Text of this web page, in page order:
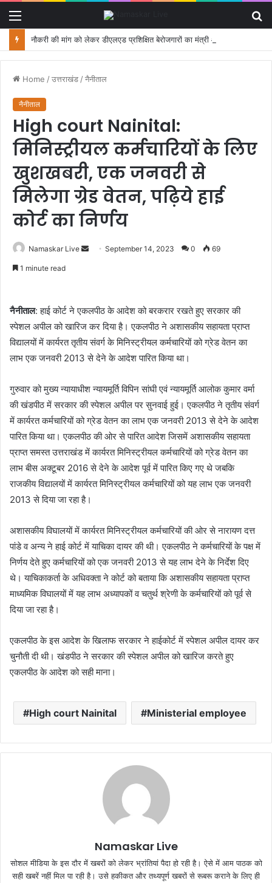
Home /उत्तराखंड /नैनीताल
नैनीताल
High court Nainital:
मिनिस्ट्रीयल कर्मचारियों के लिए
खुशखबरी, एक जनवरी से
मिलेगा ग्रेड वेतन, पढ़िये हाई
कोर्ट का निर्णय
Namaskar Live
a
n
m
l
September 14, 2023 0 69
1 minute read
नैनीताल: हाई कोर्ट ने एकलपीठ के आदेश को बरकरार रखते हुए सरकार की
स्पेशल अपील को खारिज कर दिया है। एकलपीठ ने अशासकीय सहायता प्राप्त
विद्यालयों में कार्यरत तृतीय संवर्ग के मिनिस्ट्रीयल कर्मचारियों को ग्रेड वेतन का
लाभ एक जनवरी 2013 से देने के आदेश पारित किया था।
गुरुवार को मुख्य न्यायाधीश न्यायमूर्ति विपिन सांघी एवं न्यायमूर्ति आलोक कुमार वर्मा
की खंडपीठ में सरकार की स्पेशल अपील पर सुनवाई हुई। एकलपीठ ने तृतीय संवर्ग
में कार्यरत कर्मचारियों को ग्रेड वेतन का लाभ एक जनवरी 2013 से देने के आदेश
पारित किया था। एकलपीठ की ओर से पारित आदेश जिसमें अशासकीय सहायता
प्राप्त समस्त उत्तराखंड में कार्यरत मिनिस्ट्रीयल कर्मचारियों को ग्रेड वेतन का
लाभ बीस अक्टूबर 2016 से देने के आदेश पूर्व में पारित किए गए थे जबकि
राजकीय विद्यालयों में कार्यरत मिनिस्ट्रीयल कर्मचारियों को यह लाभ एक जनवरी
2013 से दिया जा रहा है।
अशासकीय विघालयों में कार्यरत मिनिस्ट्रीयल कर्मचारियों की ओर से नारायण दत्त
पांडे व अन्य ने हाई कोर्ट में याचिका दायर की थी। एकलपीठ ने कर्मचारियों के पक्ष में
निर्णय देते हुए कर्मचारियों को एक जनवरी 2013 से यह लाभ देने के निर्देश दिए
थे। याचिकाकर्ता के अधिवक्ता ने कोर्ट को बताया कि अशासकीय सहायता प्राप्त
माध्यमिक विघालयों में यह लाभ अध्यापकों व चतुर्थ श्रेणी के कर्मचारियों को पूर्व से
दिया जा रहा है।
एकलपीठ के इस आदेश के खिलाफ सरकार ने हाईकोर्ट में स्पेशल अपील दायर कर
चुनौती दी थी। खंडपीठ ने सरकार की स्पेशल अपील को खारिज करते हुए
एकलपीठ के आदेश को सही माना।
High court Nainital Ministerial employee
Namaskar Live
सोशल मीडिया के इस दौर में खबरों को लेकर भ्रांतियां पैदा हो रही है। ऐसे में आम पाठक को
सही खबरें नहीं मिल पा रही है। उसे हकीकत और तथ्यपूर्ण खबरों से रूबरू कराने के लिए ही